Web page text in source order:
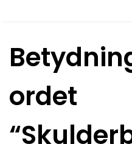
ordet